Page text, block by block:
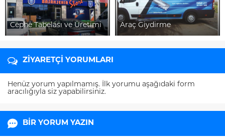
Cephe Tabelası ve Üretimi Araç Giydirme
ZİYARETÇİ YORUMLARI
Henüz yorum yapılmamış. İlk yorumu aşağıdaki form
aracılığıyla siz yapabilirsiniz.
BİR YORUM YAZIN